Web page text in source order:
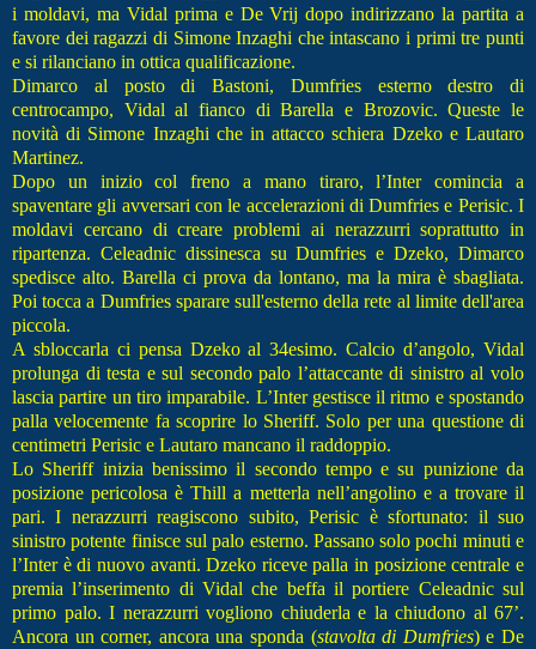
i moldavi, ma Vidal prima e De Vrij dopo indirizzano la partita a
favore dei ragazzi di Simone Inzaghi che intascano i primi tre punti
e si rilanciano in ottica qualificazione.
Dimarco al posto di Bastoni, Dumfries esterno destro di
centrocampo, Vidal al fianco di Barella e Brozovic. Queste le
novità di Simone Inzaghi che in attacco schiera Dzeko e Lautaro
Martinez.
Dopo un inizio col freno a mano tiraro, l’Inter comincia a
spaventare gli avversari con le accelerazioni di Dumfries e Perisic. I
moldavi cercano di creare problemi ai nerazzurri soprattutto in
ripartenza. Celeadnic dissinesca su Dumfries e Dzeko, Dimarco
spedisce alto. Barella ci prova da lontano, ma la mira è sbagliata.
Poi tocca a Dumfries sparare sull'esterno della rete al limite dell'area
piccola.
A sbloccarla ci pensa Dzeko al 34esimo. Calcio d’angolo, Vidal
prolunga di testa e sul secondo palo l’attaccante di sinistro al volo
lascia partire un tiro imparabile. L’Inter gestisce il ritmo e spostando
palla velocemente fa scoprire lo Sheriff. Solo per una questione di
centimetri Perisic e Lautaro mancano il raddoppio.
Lo Sheriff inizia benissimo il secondo tempo e su punizione da
posizione pericolosa è Thill a metterla nell’angolino e a trovare il
pari. I nerazzurri reagiscono subito, Perisic è sfortunato: il suo
sinistro potente finisce sul palo esterno. Passano solo pochi minuti e
l’Inter è di nuovo avanti. Dzeko riceve palla in posizione centrale e
premia l’inserimento di Vidal che beffa il portiere Celeadnic sul
primo palo. I nerazzurri vogliono chiuderla e la chiudono al 67’.
Ancora un corner, ancora una sponda (stavolta di Dumfries) e De